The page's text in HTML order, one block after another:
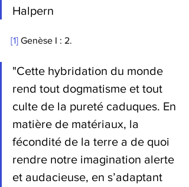
Halpern
[1] Genèse I : 2.
"Cette hybridation du monde
rend tout dogmatisme et tout
culte de la pureté caduques. En
matière de matériaux, la
fécondité de la terre a de quoi
rendre notre imagination alerte
et audacieuse, en s’adaptant